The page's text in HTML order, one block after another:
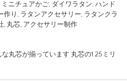
ミニチュアかご, ダイワラタン, ハンド
作り , ラタンアクセサリー, ラタンクラ
, 丸芯, アクセサリー制作
丸芯が揃っています 丸芯の1.25ミリ